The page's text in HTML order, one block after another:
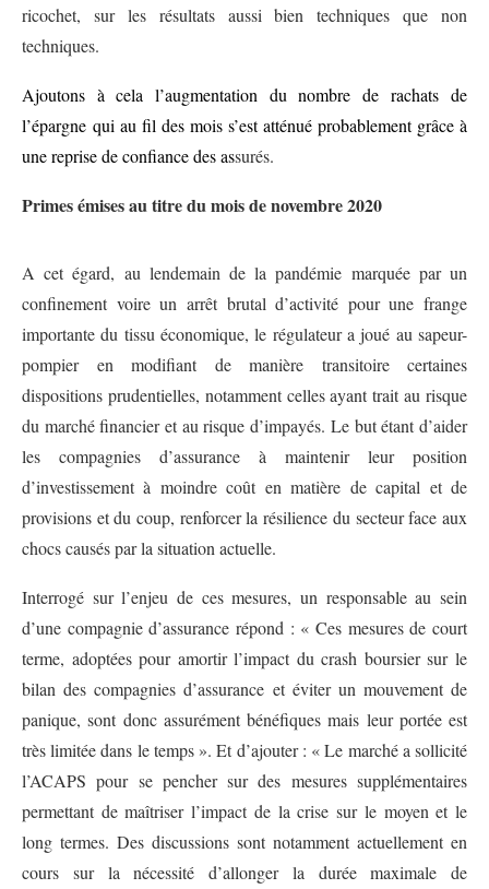
ricochet, sur les résultats aussi bien techniques que non
techniques.
Ajoutons à cela l’augmentation du nombre derachats de
l’épargne qui au fil des mois s’est atténué probablement grâce à
une reprise de confiance des assurés.
Primes émises au titre du mois de novembre 2020
Source : ACAPS
A cet égard, au lendemain de la pandémie marquée par un
confinement voire un arrêt brutal d’activité pour une frange
importante du tissu économique, le régulateur a joué au sapeur-
pompier en modifiant de manière transitoire certaines
dispositions prudentielles, notamment celles ayant trait au risque
du marché financier et au risque d’impayés. Le but étant d’aider
les compagnies d’assurance à maintenir leur position
d’investissement à moindre coût en matière de capital et de
provisions et du coup, renforcer la résilience du secteur face aux
chocs causés par la situation actuelle.
Interrogé sur l’enjeu de ces mesures, un responsable au sein
d’une compagnie d’assurance répond : « Ces mesures de court
terme, adoptées pour amortir l’impact du crash boursier sur le
bilan des compagnies d’assurance et éviter un mouvement de
panique, sont donc assurément bénéfiques mais leur portée est
très limitée dans le temps ». Et d’ajouter : « Le marché a sollicité
l’ACAPS pour se pencher sur des mesures supplémentaires
permettant de maîtriser l’impact de la crise sur le moyen et le
long termes. Des discussions sont notamment actuellement en
cours sur la nécessité d’allonger la durée maximale de